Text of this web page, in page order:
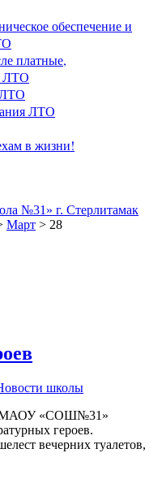
обеспечение и
платные,
ЛТО
ЛТО
ЛТО
в жизни!
№31» г. Стерлитамак
Март > 28
школы
МАОУ «СОШ№31»
героев.
вечерних туалетов,